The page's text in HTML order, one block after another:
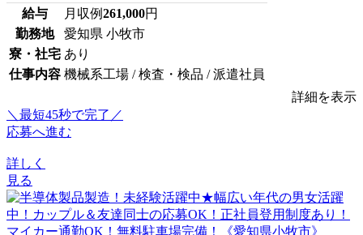
給与 月収例261,000円
勤務地
愛知県 小牧市
寮・社宅 あり
仕事内容 機械系工場 / 検査・検品 / 派遣社員
詳細を表示
＼最短45秒で完了／
応募へ進む
詳しく
見る